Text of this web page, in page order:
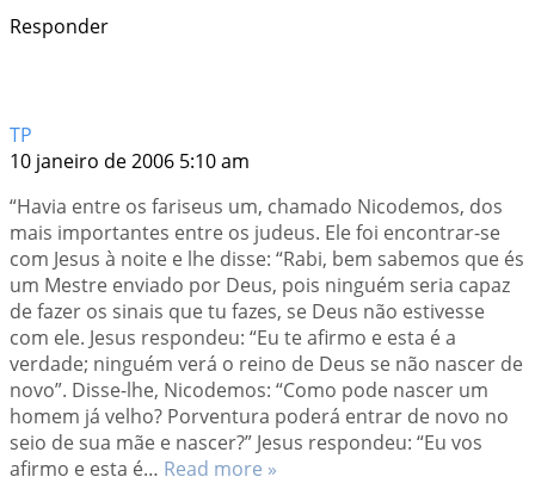
Responder
TP
10 janeiro de 2006 5:10 am
“Havia entre os fariseus um, chamado Nicodemos, dos
mais importantes entre os judeus. Ele foi encontrar-se
com Jesus à noite e lhe disse: “Rabi, bem sabemos que és
um Mestre enviado por Deus, pois ninguém seria capaz
de fazer os sinais que tu fazes, se Deus não estivesse
com ele. Jesus respondeu: “Eu te afirmo e esta é a
verdade; ninguém verá o reino de Deus se não nascer de
novo”. Disse-lhe, Nicodemos: “Como pode nascer um
homem já velho? Porventura poderá entrar de novo no
seio de sua mãe e nascer?” Jesus respondeu: “Eu vos
afirmo e esta é… Read more »